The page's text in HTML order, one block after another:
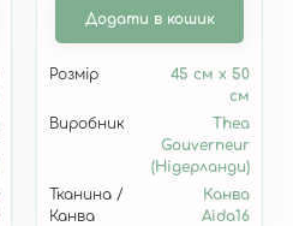
Додати в кошик
Розмір
45 см x 50
см
Виробник
Thea
Gouverneur
(Нідерланди)
Тканина /
Канва
Канва
Aida16